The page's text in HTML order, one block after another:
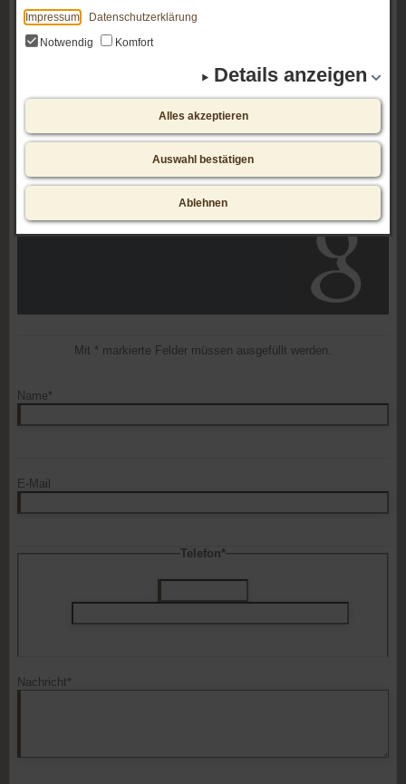
Impressum
Datenschutzerklärung
Notwendig
Komfort
Details anzeigen
Alles akzeptieren
Auswahl bestätigen
Ablehnen
Mit * markierte Felder müssen ausgefüllt werden.
Name*
E-Mail
Telefon*
Nachricht*